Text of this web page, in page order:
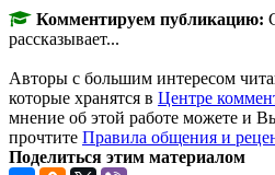
Комментируем публикацию:
рассказывает...
Авторы с большим интересом
которые хранятся в Центре
мнение об этой работе можете и
прочтите Правила общения и
Поделиться этим материалом